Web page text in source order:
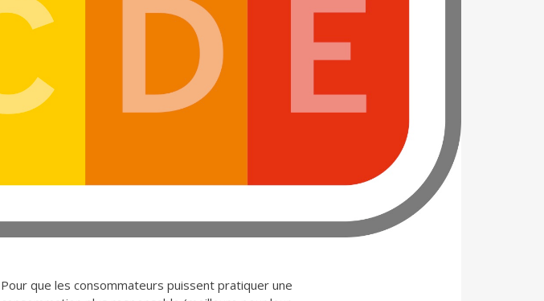
Pour que les consommateurs puissent pratiquer une